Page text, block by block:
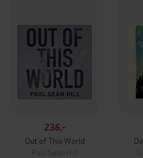
236,-
Out of This World
Paul Sean Hill